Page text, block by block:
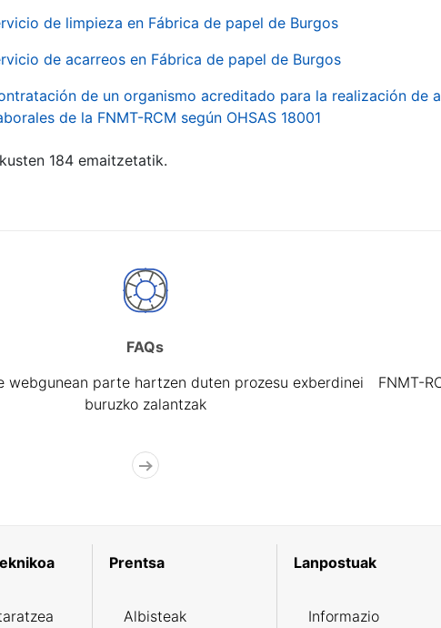
de limpieza en Fábrica de papel de Burgos
de acarreos en Fábrica de papel de Burgos
de un organismo acreditado para la realización de
de la FNMT-RCM según OHSAS 18001
184 emaitzetatik.
FAQs
webgunean parte hartzen duten prozesu exberdinei
buruzko zalantzak
FNMT-
Prentsa
Albisteak
Lanpostuak
Informazio